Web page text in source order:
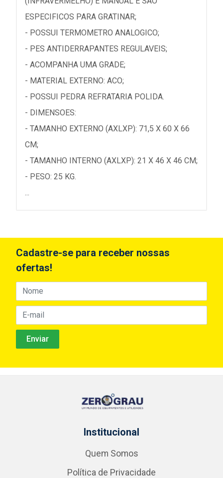
ESPECIFICOS PARA GRATINAR;
- POSSUI TERMOMETRO ANALOGICO;
- PES ANTIDERRAPANTES REGULAVEIS;
- ACOMPANHA UMA GRADE;
- MATERIAL EXTERNO: ACO;
- POSSUI PEDRA REFRATARIA POLIDA.
- DIMENSOES:
- TAMANHO EXTERNO (AXLXP): 71,5 X 60 X 66
CM;
- TAMANHO INTERNO (AXLXP): 21 X 46 X 46 CM;
- PESO: 25 KG.
Cadastre-se para receber nossas
ofertas!
Institucional
Quem Somos
Política de Privacidade